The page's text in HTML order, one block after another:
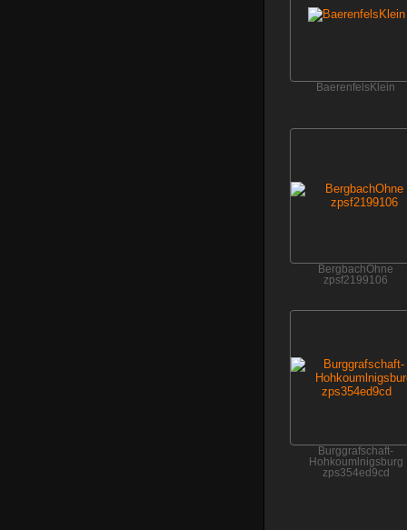
BaerenfelsKlein
BergbachOhne
zpsf2199106
Burggrafschaft-
Hohkoumlnigsburg
zps354ed9cd